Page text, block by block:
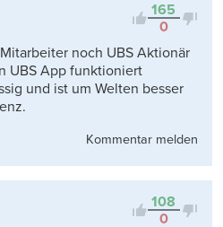
165
0
noch UBS Aktionär
UBS App funktioniert
und ist um Welten besser
Kommentar melden
108
0